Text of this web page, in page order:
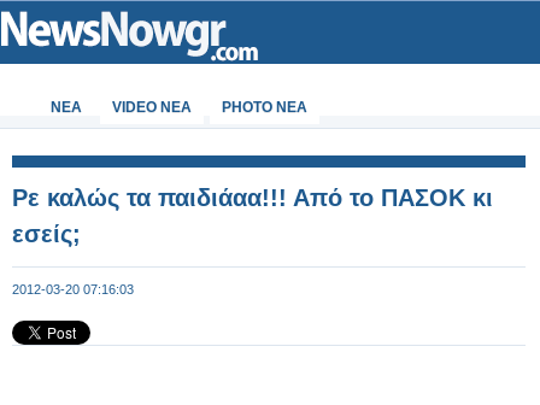
ΝΕΑ VIDEO NEA PHOTO NEA
Ρε καλώς τα παιδιάαα!!! Από το ΠΑΣΟΚ κι
εσείς;
2012-03-20 07:16:03